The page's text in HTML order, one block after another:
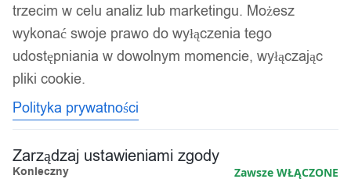
trzecim w celu analiz lub marketingu. Możesz
wykonać swoje prawo do wyłączenia tego
udostępniania w dowolnym momencie, wyłączając
pliki cookie.
Polityka prywatności
Zarządzaj ustawieniami zgody
Konieczny Zawsze WŁĄCZONE